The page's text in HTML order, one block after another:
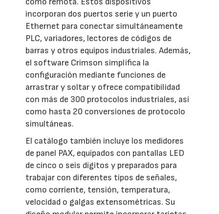
incorporan dos puertos serie y un puerto
Ethernet para conectar simultáneamente
PLC, variadores, lectores de códigos de
barras y otros equipos industriales. Además,
el software Crimson simplifica la
configuración mediante funciones de
arrastrar y soltar y ofrece compatibilidad
con más de 300 protocolos industriales, así
como hasta 20 conversiones de protocolo
simultáneas.
El catálogo también incluye los medidores
de panel PAX, equipados con pantallas LED
de cinco o seis dígitos y preparados para
trabajar con diferentes tipos de señales,
como corriente, tensión, temperatura,
velocidad o galgas extensométricas. Su